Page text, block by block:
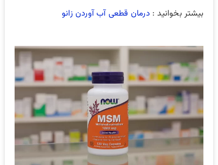
بیشتر بخوانید :درمان قطعی آب آوردن زانو